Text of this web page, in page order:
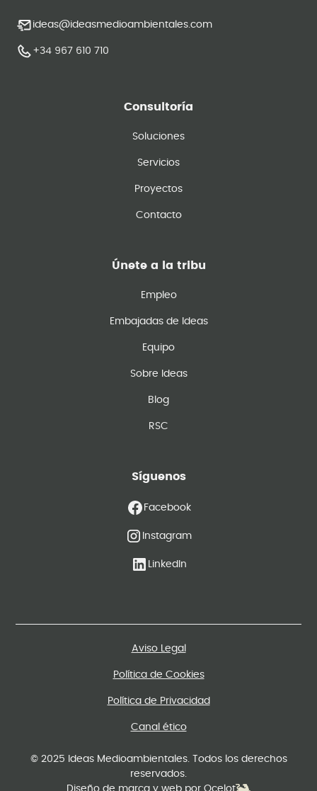
ideas@ideasmedioambientales.com
+34 967 610 710
Consultoría
Soluciones
Servicios
Proyectos
Contacto
Únete a la tribu
Empleo
Embajadas de Ideas
Equipo
Sobre Ideas
Blog
RSC
Síguenos
Facebook
Instagram
LinkedIn
© 2025 Ideas Medioambientales. Todos los derechos
reservados.
Diseño de marca y web por Ocelot
Aviso Legal
Política de Cookies
Política de Privacidad
Canal ético